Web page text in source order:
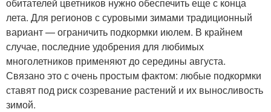
лета. Для регионов с суровыми зимами традиционный
вариант — ограничить подкормки июлем. В крайнем
случае, последние удобрения для любимых
многолетников применяют до середины августа.
Связано это с очень простым фактом: любые подкормки
ставят под риск созревание растений и их выносливость
зимой.